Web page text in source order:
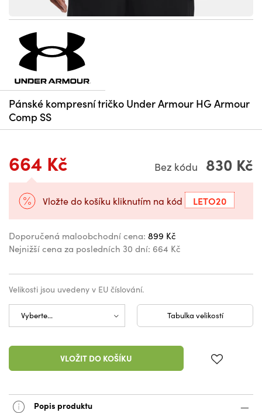
Pánské kompresní tričko Under Armour HG Armour
Comp SS
664 Kč Bez kódu 830 Kč
Vložte do košíku kliknutím na kód LETO20
Doporučená maloobchodní cena: 899 Kč
Nejnižší cena za posledních 30 dní: 664 Kč
Velikosti jsou uvedeny v EU číslování.
Tabulka velikostí
VLOŽIT DO KOŠÍKU
Popis produktu